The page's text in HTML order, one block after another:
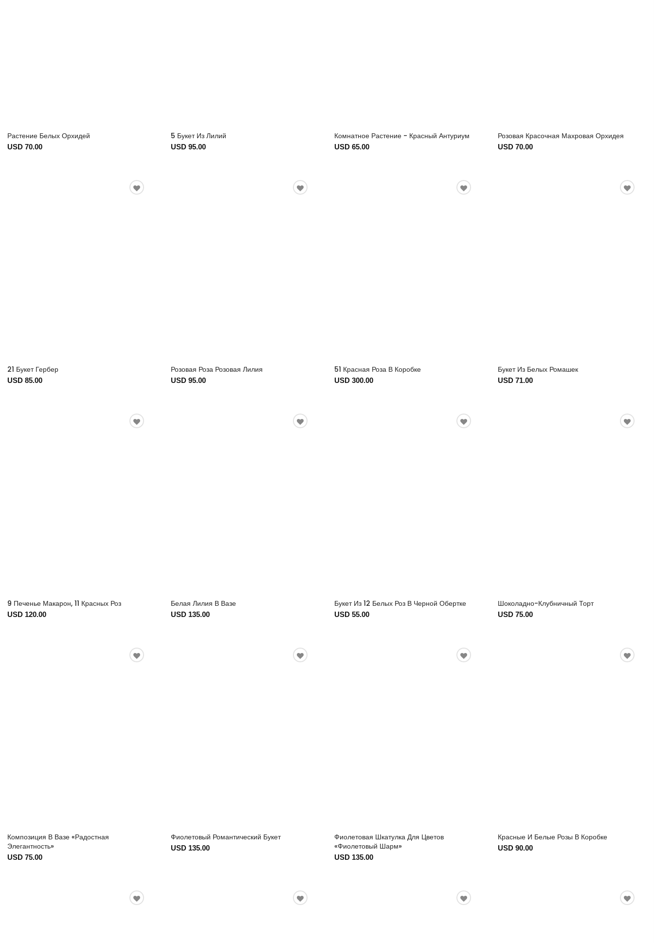
Растение Белых Орхидей
USD 70.00
5 Букет Из Лилий
USD 95.00
Комнатное Растение - Красный Антуриум
USD 65.00
Розовая Красочная Махровая Орхидея
USD 70.00
21 Букет Гербер
USD 85.00
Розовая Роза Розовая Лилия
USD 95.00
51 Красная Роза В Коробке
USD 300.00
Букет Из Белых Ромашек
USD 71.00
9 Печенье Макарон, 11 Красных Роз
USD 120.00
Белая Лилия В Вазе
USD 135.00
Букет Из 12 Белых Роз В Черной Обертке
USD 55.00
Шоколадно-Клубничный Торт
USD 75.00
Композиция В Вазе «Радостная
Элегантность»
USD 75.00
Фиолетовый Романтический Букет
USD 135.00
Фиолетовая Шкатулка Для Цветов
«Фиолетовый Шарм»
USD 135.00
Красные И Белые Розы В Коробке
USD 90.00